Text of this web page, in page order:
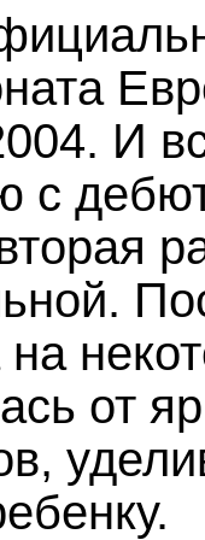
И
с
на
от